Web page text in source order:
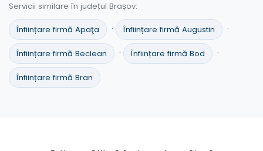
Servicii similare în județul Brașov:
Înființare firmă Apaţa · Înființare firmă Augustin ·
Înființare firmă Beclean · Înființare firmă Bod ·
Înființare firmă Bran